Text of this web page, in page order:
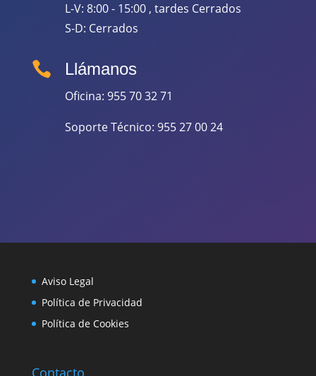
L-V: 8:00 - 15:00 , tardes Cerrados
S-D: Cerrados
 Llámanos
Oficina: 955 70 32 71
Soporte Técnico: 955 27 00 24
Aviso Legal
Política de Privacidad
Política de Cookies
Contacto